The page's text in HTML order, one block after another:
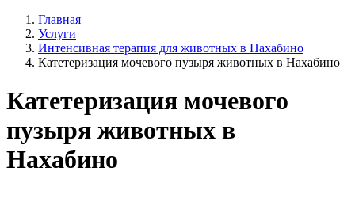
Главная
Услуги
Интенсивная терапия для животных в Нахабино
Катетеризация мочевого пузыря животных в Нахабино
Катетеризация мочевого
пузыря животных в
Нахабино